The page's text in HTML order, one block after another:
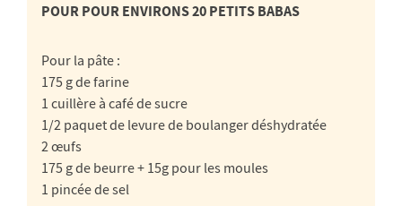
POUR POUR ENVIRONS 20 PETITS BABAS
Pour la pâte :
175 g de farine
1 cuillère à café de sucre
1/2 paquet de levure de boulanger déshydratée
2 œufs
175 g de beurre + 15g pour les moules
1 pincée de sel